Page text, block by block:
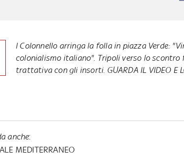
l Colonnello arringa la folla in piazza Verde:
colonialismo italiano". Tripoli verso lo
trattativa con gli insorti. GUARDA IL VIDEO E
anche:
MEDITERRANEO